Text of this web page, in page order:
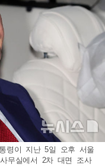
령이 지난 5일 오후 서울
무실에서 2차 대면 조사